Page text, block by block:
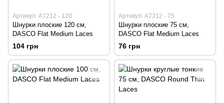
Артикул: А7212 - 120
Шнурки плоские 120 см,
DASCO Flat Medium Laces
104 грн
Артикул: А7212 - 75
Шнурки плоские 75 см,
DASCO Flat Medium Laces
76 грн